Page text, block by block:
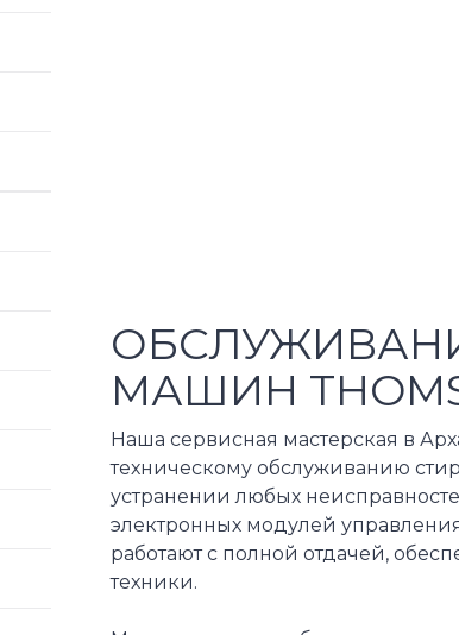
МАШИН
Наша сервисная мастерская в
техническому обслуживанию
устранении любых
электронных модулей
работают с полной отдачей,
техники.